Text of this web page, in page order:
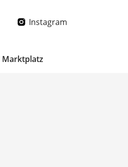
Instagram
Marktplatz